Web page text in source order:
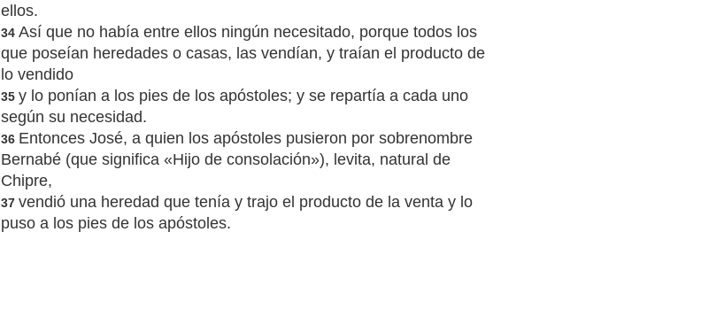
ellos.
34Así que no había entre ellos ningún necesitado, porque todos los
que poseían heredades o casas, las vendían, y traían el producto de
lo vendido
35y lo ponían a los pies de los apóstoles; y se repartía a cada uno
según su necesidad.
36 Entonces José, a quien los apóstoles pusieron por sobrenombre
Bernabé (que significa «Hijo de consolación»), levita, natural de
Chipre,
37vendió una heredad que tenía y trajo el producto de la venta y lo
puso a los pies de los apóstoles.